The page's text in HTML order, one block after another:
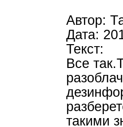
Автор:
Дата:
Текст:
Все
такими